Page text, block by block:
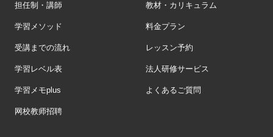
担任制・講師 教材・カリキュラム
学習メソッド 料金プラン
受講までの流れ レッスン予約
学習レベル表 法人研修サービス
学習メモplus よくあるご質問
网校教师招聘